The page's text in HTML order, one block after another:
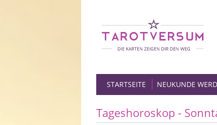
STARTSEITE NEUKUNDE
Tageshoroskop -